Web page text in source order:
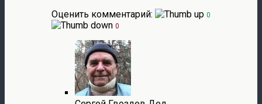
Оценить комментарий:
0
0